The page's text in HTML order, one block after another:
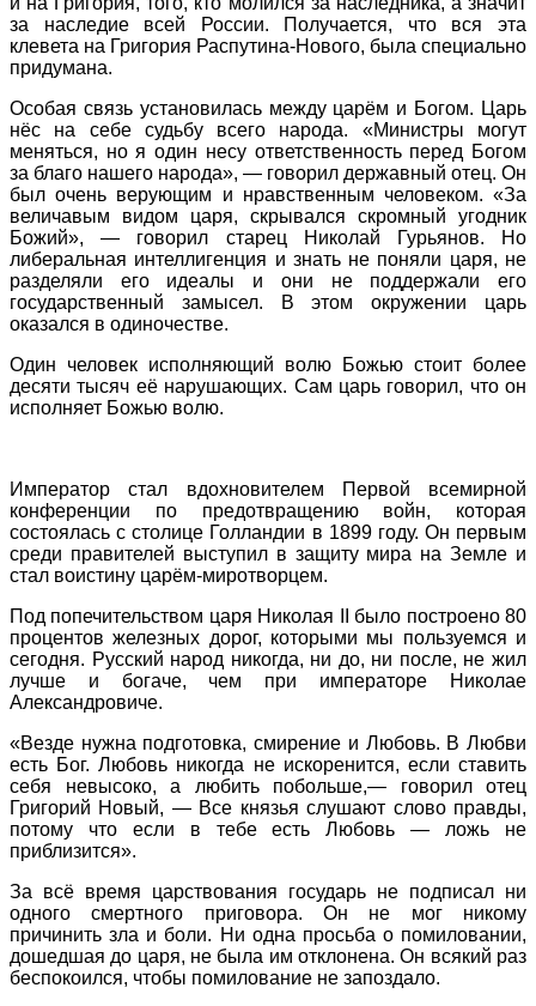
за наследие всей России. Получается, что вся эта
клевета на Григория Распутина-Нового, была специально
придумана.
Особая связь установилась между царём и Богом. Царь
нёс на себе судьбу всего народа. «Министры могут
меняться, но я один несу ответственность перед Богом
за благо нашего народа», — говорил державный отец. Он
был очень верующим и нравственным человеком. «За
величавым видом царя, скрывался скромный угодник
Божий», — говорил старец Николай Гурьянов. Но
либеральная интеллигенция и знать не поняли царя, не
разделяли его идеалы и они не поддержали его
государственный замысел. В этом окружении царь
оказался в одиночестве.
Один человек исполняющий волю Божью стоит более
десяти тысяч её нарушающих. Сам царь говорил, что он
исполняет Божью волю.
Император стал вдохновителем Первой всемирной
конференции по предотвращению войн, которая
состоялась с столице Голландии в 1899 году. Он первым
среди правителей выступил в защиту мира на Земле и
стал воистину царём-миротворцем.
Под попечительством царя Николая II было построено 80
процентов железных дорог, которыми мы пользуемся и
сегодня. Русский народ никогда, ни до, ни после, не жил
лучше и богаче, чем при императоре Николае
Александровиче.
«Везде нужна подготовка, смирение и Любовь. В Любви
есть Бог. Любовь никогда не искоренится, если ставить
себя невысоко, а любить побольше,— говорил отец
Григорий Новый, — Все князья слушают слово правды,
потому что если в тебе есть Любовь — ложь не
приблизится».
За всё время царствования государь не подписал ни
одного смертного приговора. Он не мог никому
причинить зла и боли. Ни одна просьба о помиловании,
дошедшая до царя, не была им отклонена. Он всякий раз
беспокоился, чтобы помилование не запоздало.